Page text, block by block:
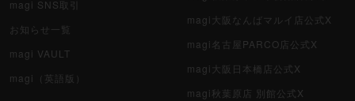
magi SNS取引
お知らせ一覧
magi VAULT
magi（英語版）
magi大阪なんばマルイ店公式X
magi名古屋PARCO店公式X
magi大阪日本橋店公式X
magi秋葉原店 別館公式X